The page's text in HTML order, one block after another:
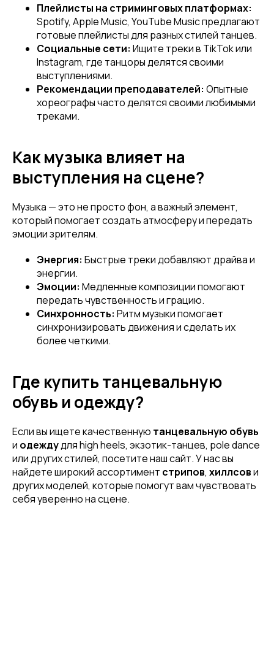
Привет! Дарим тебе -10% на первую
покупку! Подпишись на нашу рассылку
...и узнавай об акциях первой!
Email
Имя
Телефон
Отправить
Нажимая на кнопку, вы даете согласие на обработку своих
персональных данных согласно 152-ФЗ.Подробнее
Плейлисты на стриминговых платформах:
Spotify, Apple Music, YouTube Music предлагают
готовые плейлисты для разных стилей танцев.
Социальные сети: Ищите треки в TikTok или
Instagram, где танцоры делятся своими
выступлениями.
Рекомендации преподавателей: Опытные
хореографы часто делятся своими любимыми
треками.
Как музыка влияет на
выступления на сцене?
Музыка — это не просто фон, а важный элемент,
который помогает создать атмосферу и передать
эмоции зрителям.
Энергия: Быстрые треки добавляют драйва и
энергии.
Эмоции: Медленные композиции помогают
передать чувственность и грацию.
Синхронность: Ритм музыки помогает
синхронизировать движения и сделать их
более четкими.
Где купить танцевальную
обувь и одежду?
Если вы ищете качественную танцевальную обувь
и одеждудля high heels, экзотик-танцев, pole dance
или других стилей, посетите наш сайт. У нас вы
найдете широкий ассортимент стрипов, хиллсови
других моделей, которые помогут вам чувствовать
себя уверенно на сцене.